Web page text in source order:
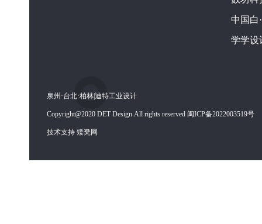
中国白
学学设
泉州·台北·柏林|迪特工业设计
Copyright@2020 DET Design.All rights reserved 闽ICP备2022003519号
技术支持 矮凳网